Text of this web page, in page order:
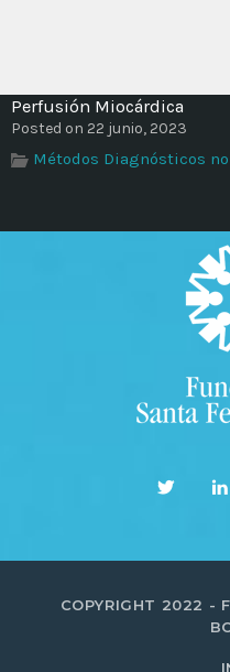
Perfusión Miocárdica
Posted on 22 junio, 2023
Métodos Diagnósticos
COPYRIGHT 2022 -